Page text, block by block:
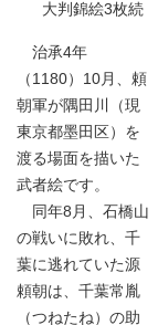
大判錦絵3枚続
治承4年
（1180）10月、頼
朝軍が隅田川（現
東京都墨田区）を
渡る場面を描いた
武者絵です。
同年8月、石橋山
の戦いに敗れ、千
葉に逃れていた源
頼朝は、千葉常胤
（つねたね）の助